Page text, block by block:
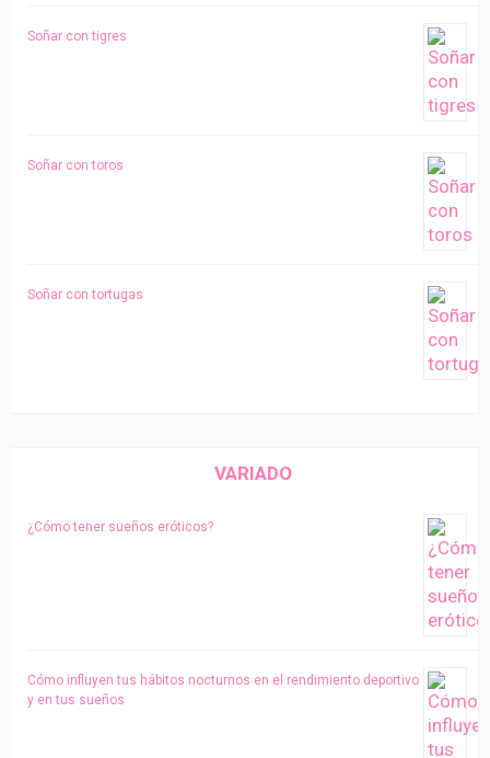
Soñar con tigres
Soñar con toros
Soñar con tortugas
VARIADO
¿Cómo tener sueños eróticos?
Cómo influyen tus hábitos nocturnos en el rendimiento deportivo
y en tus sueños